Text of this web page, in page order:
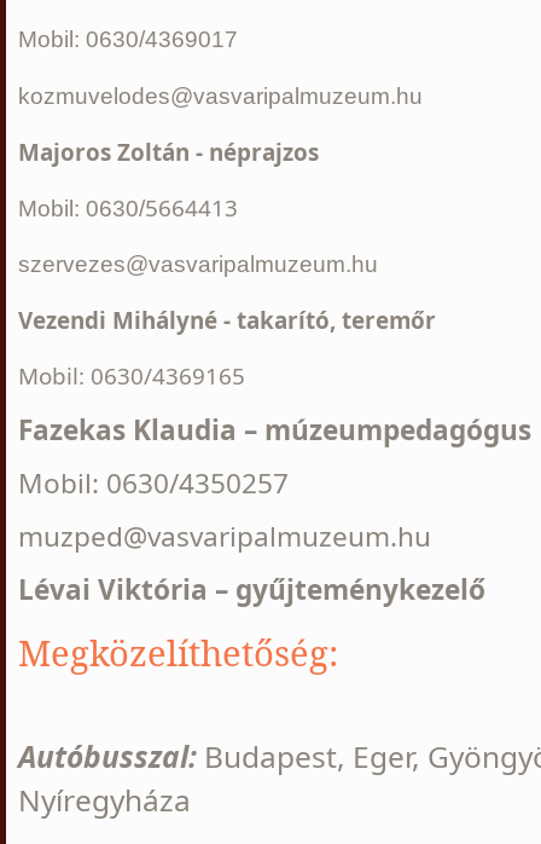
Mobil: 0630/4369017
kozmuvelodes@vasvaripalmuzeum.hu
Majoros Zoltán - néprajzos
Mobil: 0630/5664413
szervezes@vasvaripalmuzeum.hu
Vezendi Mihályné - takarító, teremőr
Mobil: 0630/4369165
Fazekas Klaudia – múzeumpedagógus
Mobil: 0630/4350257
muzped@vasvaripalmuzeum.hu
Lévai Viktória – gyűjteménykezelő
Megközelíthetőség:
Autóbusszal: Budapest, Eger,
Nyíregyháza